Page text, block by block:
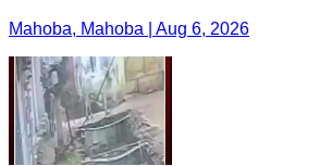
Mahoba, Mahoba | Aug 6, 2026